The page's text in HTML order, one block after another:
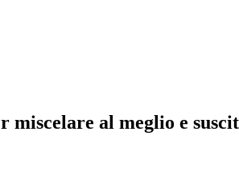
miscelare al meglio e